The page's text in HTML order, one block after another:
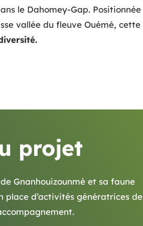
le Dahomey-Gap. Positionnée
vallée du fleuve Ouémé, cette
projet
Gnanhouizounmè et sa faune
place d’activités génératrices de